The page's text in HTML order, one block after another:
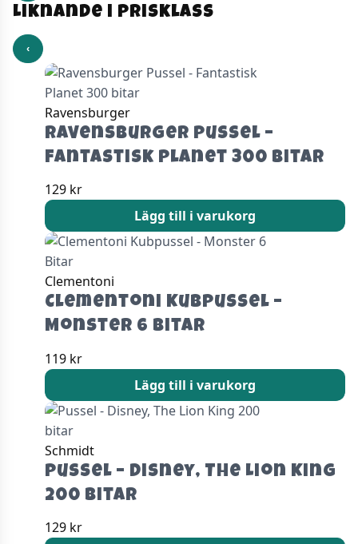
Liknande i prisklass
‹
Ravensburger
Ravensburger Pussel –
Fantastisk Planet 300 bitar
129 kr
Lägg till i varukorg
Clementoni
Clementoni Kubpussel –
Monster 6 Bitar
119 kr
Lägg till i varukorg
Schmidt
Pussel – Disney, The Lion King
200 bitar
129 kr